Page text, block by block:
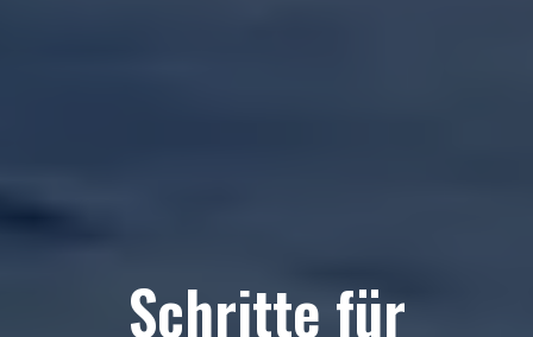
Schritte für